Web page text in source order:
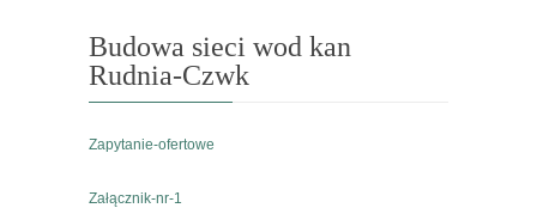
Budowa sieci wod kan
Rudnia-Czwk
Zapytanie-ofertowe
Załącznik-nr-1